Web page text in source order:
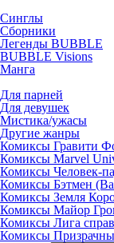
Синглы
Сборники
Легенды BUBBLE
BUBBLE Visions
Манга
Для парней
Для девушек
Мистика/ужасы
Другие жанры
Комиксы Гравити
Комиксы Marvel
Комиксы Человек-
Комиксы Бэтмен
Комиксы Земля
Комиксы Майор
Комиксы Лига
Комиксы